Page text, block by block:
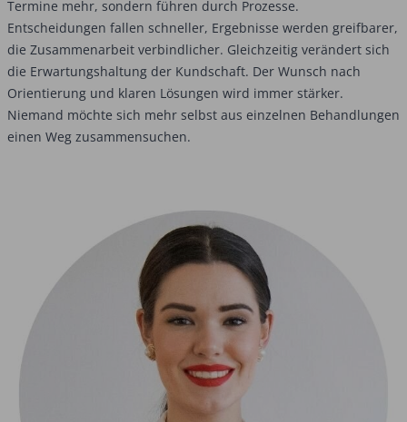
Termine mehr, sondern führen durch Prozesse.
Entscheidungen fallen schneller, Ergebnisse werden greifbarer,
die Zusammenarbeit verbindlicher. Gleichzeitig verändert sich
die Erwartungshaltung der Kundschaft. Der Wunsch nach
Orientierung und klaren Lösungen wird immer stärker.
Niemand möchte sich mehr selbst aus einzelnen Behandlungen
einen Weg zusammensuchen.